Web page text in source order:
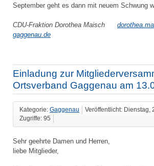
September geht es dann mit neuem Schwung
CDU-Fraktion Dorothea Maisch
gaggenau.de
Einladung zur
Ortsverband Gaggenau am
Kategorie: Gaggenau
Veröffentlicht: Dienstag,
Zugriffe: 95
Sehr geehrte Damen und Herren,
liebe Mitglieder,